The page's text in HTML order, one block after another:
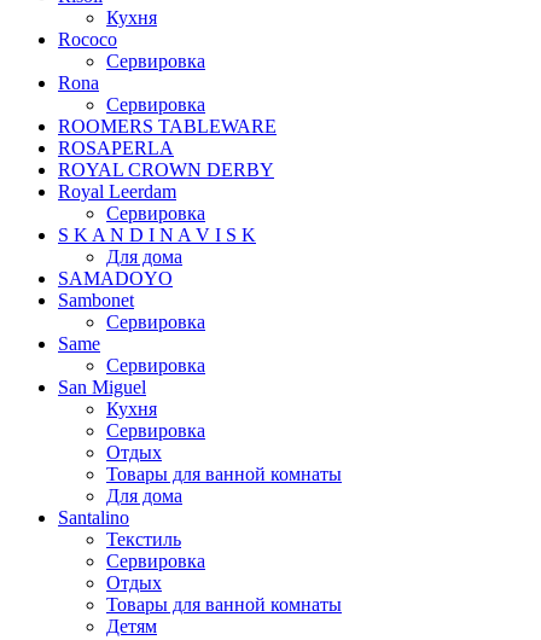
Кухня
Rococo
Сервировка
Rona
Сервировка
ROOMERS TABLEWARE
ROSAPERLA
ROYAL CROWN DERBY
Royal Leerdam
Сервировка
S K A N D I N A V I S K
Для дома
SAMADOYO
Sambonet
Сервировка
Same
Сервировка
San Miguel
Кухня
Сервировка
Отдых
Товары для ванной комнаты
Для дома
Santalino
Текстиль
Сервировка
Отдых
Товары для ванной комнаты
Детям